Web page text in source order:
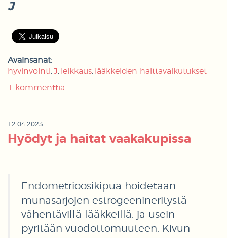
J
Avainsanat:
hyvinvointi J leikkaus lääkkeiden haittavaikutukset
1 kommenttia
12.04.2023
Hyödyt ja haitat vaakakupissa
Endometrioosikipua hoidetaan
munasarjojen estrogeenineritystä
vähentävillä lääkkeillä, ja usein
pyritään vuodottomuuteen. Kivun